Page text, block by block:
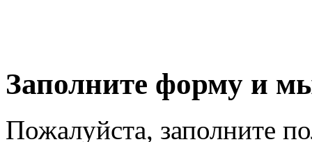
Заполните форму и
Пожалуйста, заполните